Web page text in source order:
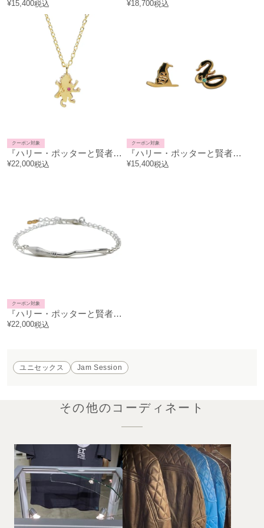
¥15,400税込 ¥18,700税込
『ハリー・ポッターと賢者の石』 組分け帽子ネックレス - グリフィンドール
クーポン対象
¥22,000税込
『ハリー・ポッターと賢者の石』 組分け帽子ピアス - スリザリン (両耳)
クーポン対象
¥15,400税込
『ハリー・ポッターと賢者の石』 ニンバス2000 & 金のスニッチ ブレスレット
クーポン対象
¥22,000税込
ユニセックス Jam Session
その他のコーディネート